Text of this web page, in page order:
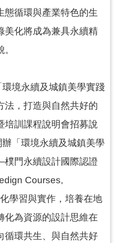
態循環與產業特色的生
美化將成為兼具永續精
境永續及城鎮美學實踐
，打造與自然共好的
培訓課程說明會招募說
「環境永續及城鎮美學
門永續設計國際認證
Courses,
學習與實作，培養在地
化為資源的設計思維在
循環共生、與自然共好